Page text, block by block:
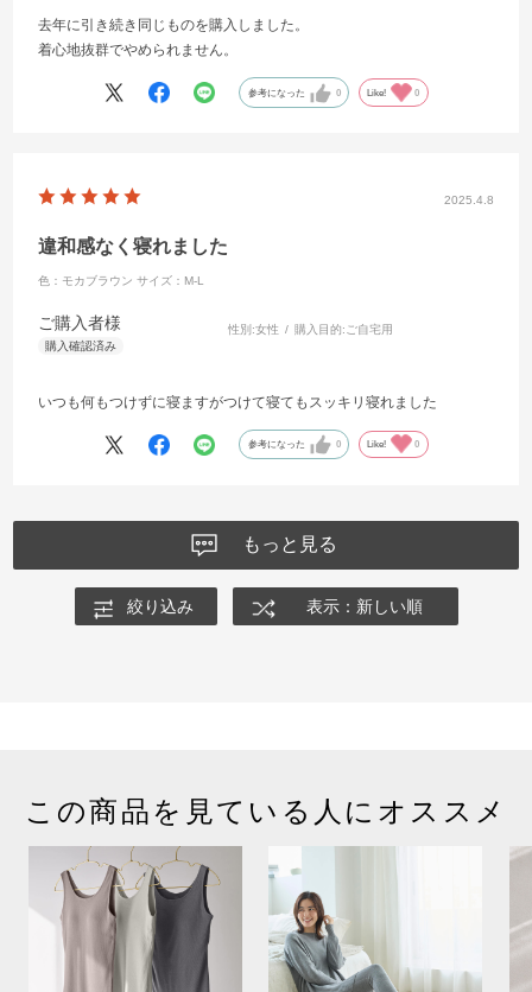
去年に引き続き同じものを購入しました。
着心地抜群でやめられません。
参考になった 0 Like! 0
2025.4.8
違和感‎なく寝れました
色：モカブラウン サイズ：M-L
ご購入者様 性別:女性 購入目的: ご自宅用
いつも何もつけずに寝ますがつけて寝てもスッキリ寝れました
参考になった 0 Like! 0
もっと見る
絞り込み 表示：新しい順
この商品を見ている人にオススメ